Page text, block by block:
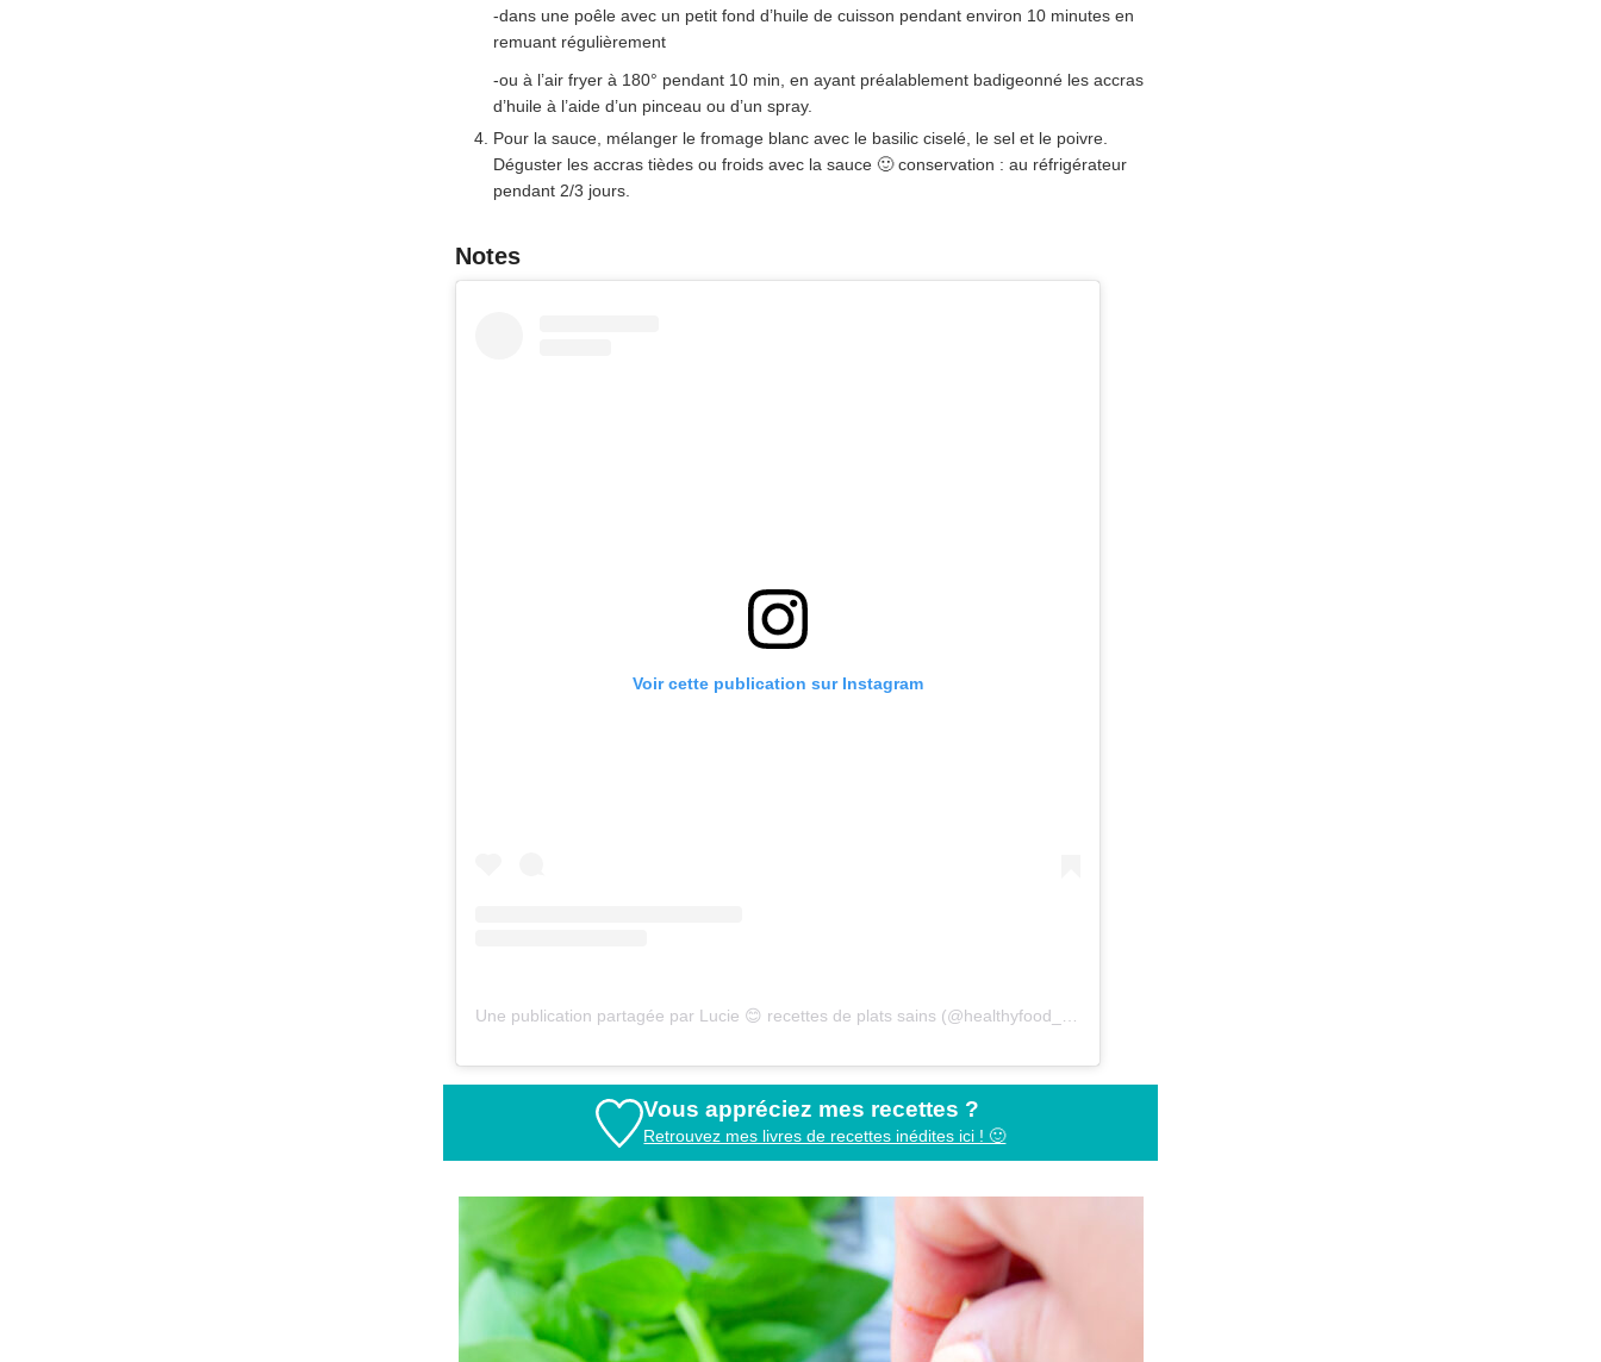
-dans une poêle avec un petit fond d’huile de cuisson pendant environ 10 minutes en
remuant régulièrement
-ou à l’air fryer à 180° pendant 10 min, en ayant préalablement badigeonné les accras
d’huile à l’aide d’un pinceau ou d’un spray.
Pour la sauce, mélanger le fromage blanc avec le basilic ciselé, le sel et le poivre.
Déguster les accras tièdes ou froids avec la sauce 🙂 conservation : au réfrigérateur
pendant 2/3 jours.
Notes
Voir cette publication sur Instagram
Vous appréciez mes recettes ?
Retrouvez mes livres de recettes inédites ici ! 🙂